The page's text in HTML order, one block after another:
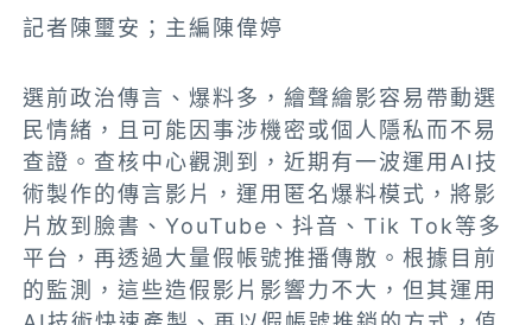
記者陳璽安；主編陳偉婷
選前政治傳言、爆料多，繪聲繪影容易帶動選
民情緒，且可能因事涉機密或個人隱私而不易
查證。查核中心觀測到，近期有一波運用AI技
術製作的傳言影片，運用匿名爆料模式，將影
片放到臉書、YouTube、抖音、Tik Tok等多
平台，再透過大量假帳號推播傳散。根據目前
的監測，這些造假影片影響力不大，但其運用